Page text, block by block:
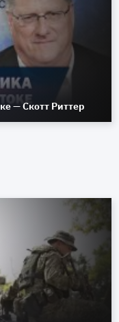
— Скотт Риттер